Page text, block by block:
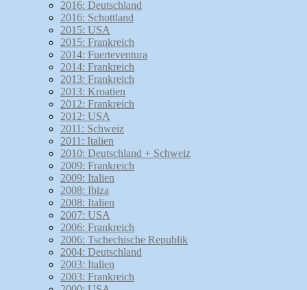
2016: Deutschland
2016: Schottland
2015: USA
2015: Frankreich
2014: Fuerteventura
2014: Frankreich
2013: Frankreich
2013: Kroatien
2012: Frankreich
2012: USA
2011: Schweiz
2011: Italien
2010: Deutschland + Schweiz
2009: Frankreich
2009: Italien
2008: Ibiza
2008: Italien
2007: USA
2006: Frankreich
2006: Tschechische Republik
2004: Deutschland
2003: Italien
2003: Frankreich